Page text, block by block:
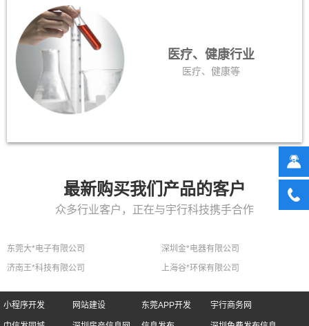
医疗、健康行业
医疗、健康等
最新购买我们产品的客户
众多行业客户，正在与宇行科技携手合作
东莞大*电子有限公司
深圳金*电器有限公司
济南王*科技有限公司
上海谷*环保有限公司
小程序开发 网站建设 东莞APP开发 宇行商务网